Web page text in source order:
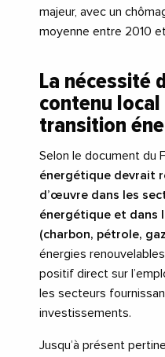
majeur, avec un
moyenne entre 2010
La nécessité
contenu
transition
Selon le document du
énergétique devrait
d’œuvre dans les
énergétique et dans
(charbon, pétrole,
énergies
positif direct sur
les secteurs
investissements.
Jusqu’à présent